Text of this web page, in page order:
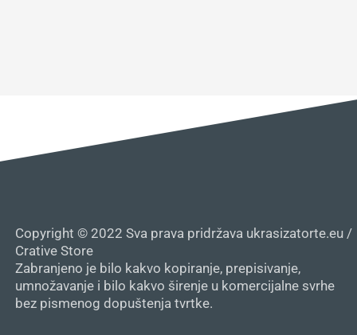
Copyright © 2022 Sva prava pridržava ukrasizatorte.eu /
Crative Store
Zabranjeno je bilo kakvo kopiranje, prepisivanje,
umnožavanje i bilo kakvo širenje u komercijalne svrhe
bez pismenog dopuštenja tvrtke.